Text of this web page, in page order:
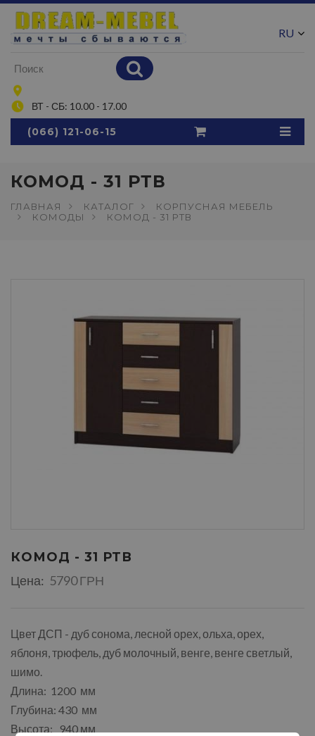
ВТ - СБ: 10.00 - 17.00
RU
(066) 121-06-15
КОМОД - 31 РТВ
ГЛАВНАЯ КАТАЛОГ
КОРПУСНАЯ МЕБЕЛЬ
КОМОДЫ
КОМОД - 31 РТВ
КОМОД - 31 РТВ
Цена: 5790 ГРН
Цвет ДСП - дуб сонома, лесной орех, ольха, орех,
яблоня, трюфель, дуб молочный, венге, венге светлый,
шимо.
Длина: 1200 мм
Глубина: 430 мм
Высота: 940 мм